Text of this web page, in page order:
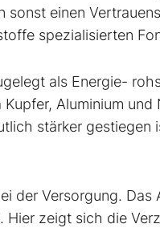
einen
spezialisierten
als Energie-
Aluminium
stärker gestiegen
der Versorgung.
zeigt sich die